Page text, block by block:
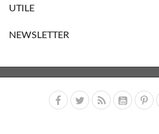
UTILE
NEWSLETTER